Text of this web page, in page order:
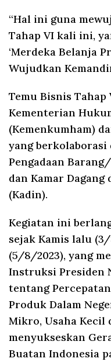
“Hal ini guna
Tahap VI kali ini,
‘Merdeka Belanja
Wujudkan
Temu Bisnis
Kementerian
(Kemenkumham)
yang berkolaborasi
Pengadaan
dan Kamar
(Kadin).
Kegiatan ini
sejak Kamis lalu
(5/8/2023), yang
Instruksi Presiden
tentang
Produk Dalam
Mikro, Usaha Kecil
menyukseskan
Buatan Indonesia